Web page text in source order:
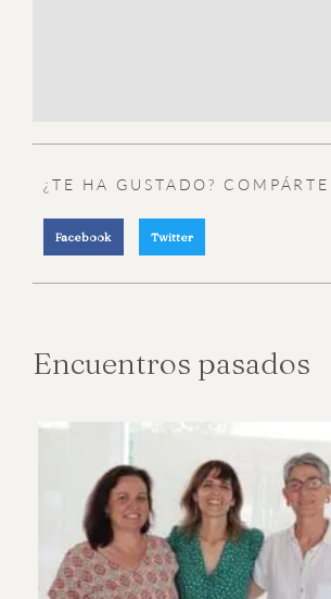
¿TE HA GUSTADO?
Facebook Twitter
Encuentros pasados